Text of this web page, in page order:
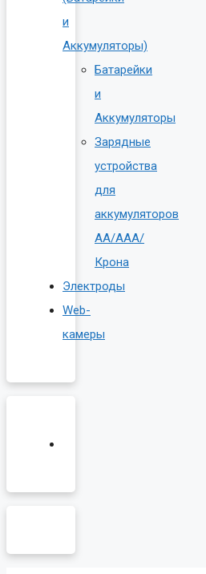
и
Аккумуляторы)
Батарейки
и
Аккумуляторы
Зарядные
устройства
для
аккумуляторов
AA/AAA/
Крона
Электроды
Web-
камеры